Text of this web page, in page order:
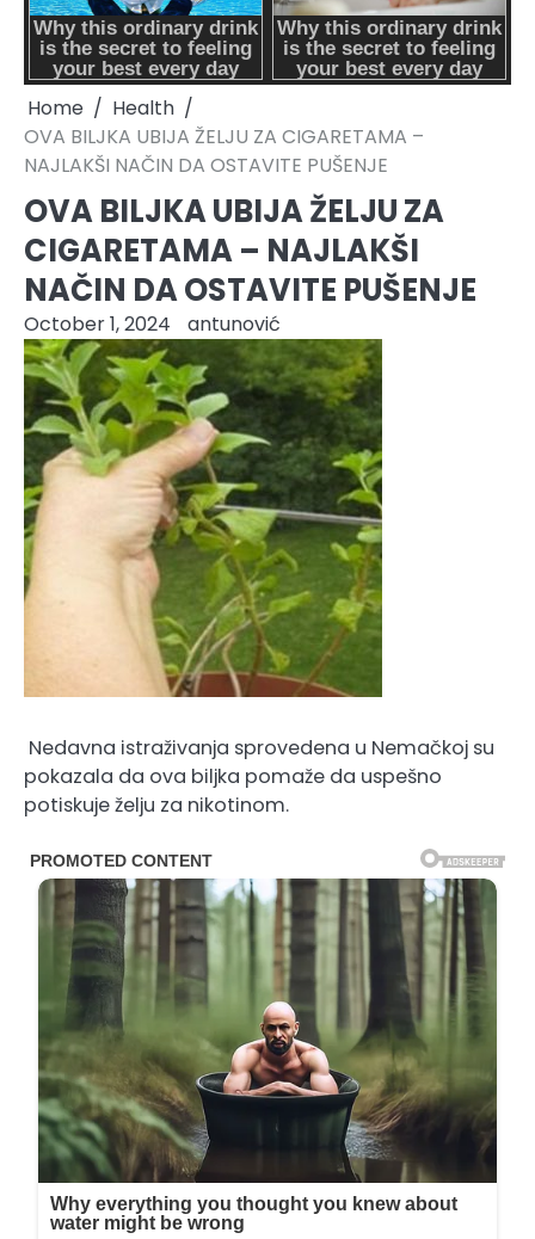
Home
Health
OVA BILJKA UBIJA ŽELJU ZA CIGARETAMA –
NAJLAKŠI NAČIN DA OSTAVITE PUŠENJE
OVA BILJKA UBIJA ŽELJU ZA
CIGARETAMA – NAJLAKŠI
NAČIN DA OSTAVITE PUŠENJE
October 1, 2024 antunović
Nedavna istraživanja sprovedena u Nemačkoj su
pokazala da ova biljka pomaže da uspešno
potiskuje želju za nikotinom.